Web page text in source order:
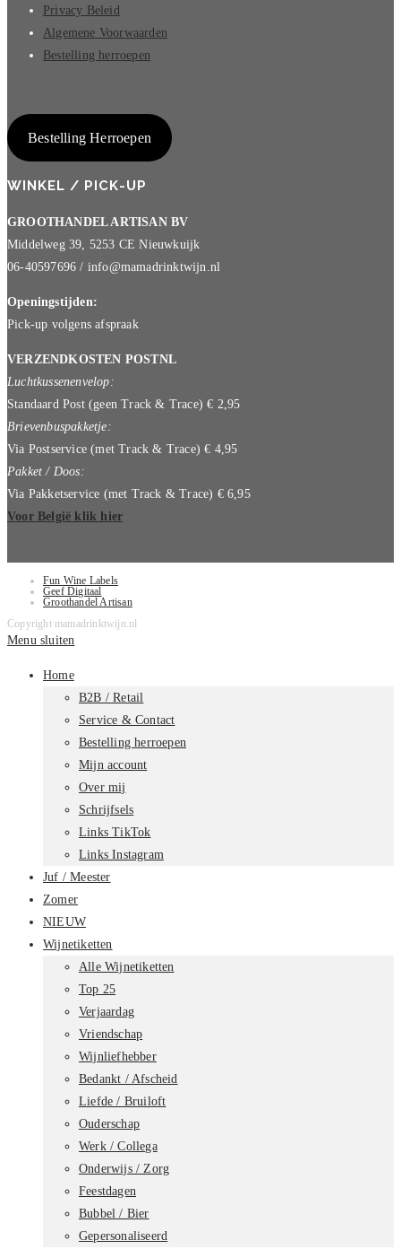
Privacy Beleid
Algemene Voorwaarden
Bestelling herroepen
Bestelling Herroepen
WINKEL / PICK-UP
GROOTHANDEL ARTISAN BV
Middelweg 39, 5253 CE Nieuwkuijk
06-40597696 / info@mamadrinktwijn.nl
Openingstijden:
Pick-up volgens afspraak
VERZENDKOSTEN POSTNL
Luchtkussenenvelop:
Standaard Post (geen Track & Trace) € 2,95
Brievenbuspakketje:
Via Postservice (met Track & Trace) € 4,95
Pakket / Doos:
Via Pakketservice (met Track & Trace) € 6,95
Voor België klik hier
Fun Wine Labels
Geef Digitaal
Groothandel Artisan
Copyright mamadrinktwijn.nl
Menu sluiten
Home
B2B / Retail
Service & Contact
Bestelling herroepen
Mijn account
Over mij
Schrijfsels
Links TikTok
Links Instagram
Juf / Meester
Zomer
NIEUW
Wijnetiketten
Alle Wijnetiketten
Top 25
Verjaardag
Vriendschap
Wijnliefhebber
Bedankt / Afscheid
Liefde / Bruiloft
Ouderschap
Werk / Collega
Onderwijs / Zorg
Feestdagen
Bubbel / Bier
Gepersonaliseerd